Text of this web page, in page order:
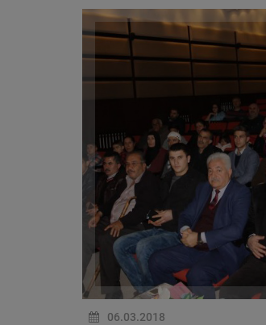
06.03.2018